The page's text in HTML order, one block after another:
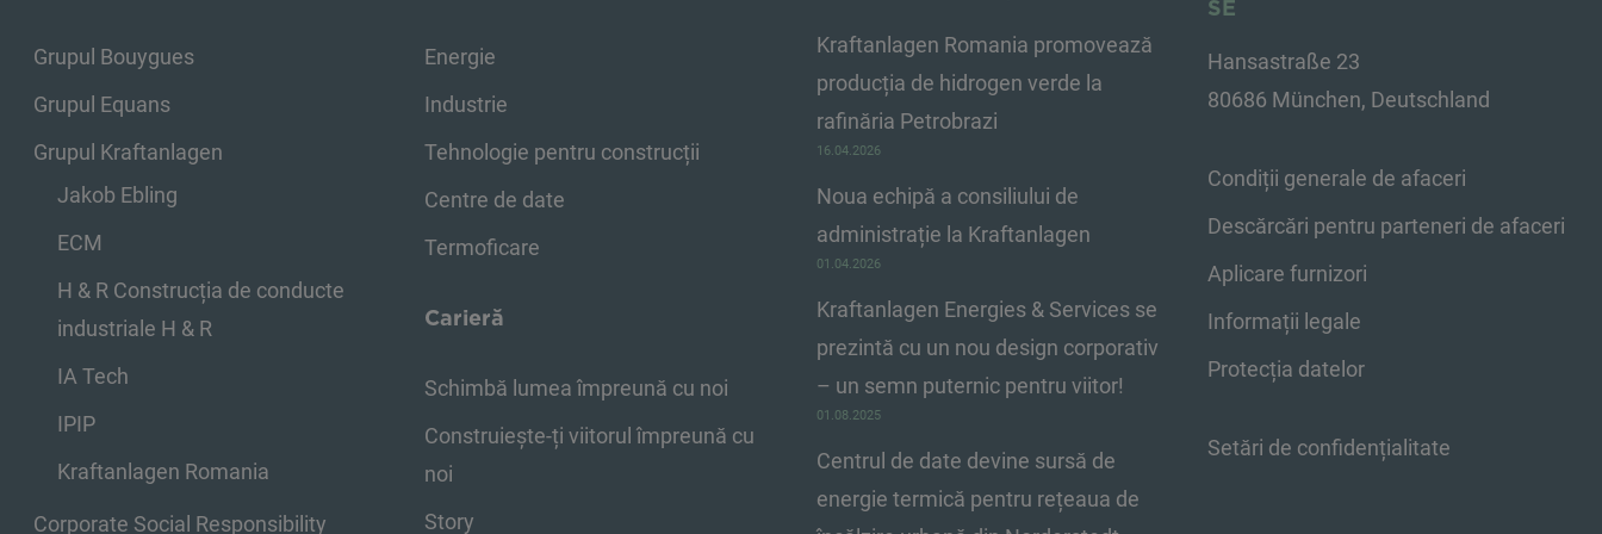
Grupul Bouygues
Grupul Equans
Grupul Kraftanlagen
Jakob Ebling
ECM
H & R Construcția de conducte
industriale H & R
IA Tech
IPIP
Kraftanlagen Romania
Corporate Social Responsibility
Energie
Industrie
Tehnologie pentru construcții
Centre de date
Termoficare
Carieră
Schimbă lumea împreună cu noi
Construiește-ți viitorul împreună cu
noi
Story
Kraftanlagen Romania promovează
producția de hidrogen verde la
rafinăria Petrobrazi
16.04.2026
Noua echipă a consiliului de
administrație la Kraftanlagen
01.04.2026
Kraftanlagen Energies & Services se
prezintă cu un nou design corporativ
– un semn puternic pentru viitor!
01.08.2025
Centrul de date devine sursă de
energie termică pentru rețeaua de
SE
Hansastraße 23
80686 München, Deutschland
Condiții generale de afaceri
Descărcări pentru parteneri de afaceri
Aplicare furnizori
Informații legale
Protecția datelor
Setări de confidențialitate